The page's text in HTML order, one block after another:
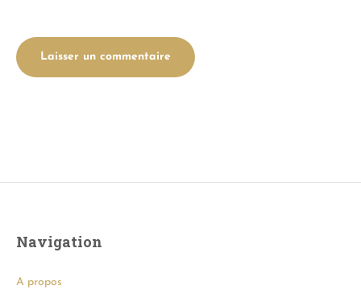
Navigation
A propos